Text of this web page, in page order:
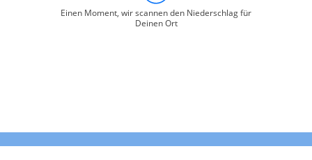
Einen Moment, wir scannen den Niederschlag für
Deinen Ort